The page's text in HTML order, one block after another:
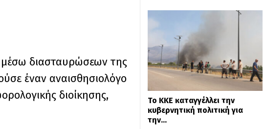
διασταυρώσεων της
έναν αναισθησιολόγο
διοίκησης,
Το ΚΚΕ καταγγέλλει την
κυβερνητική πολιτική για
την…